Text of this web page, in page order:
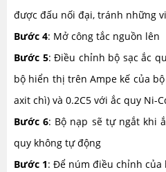
được đấu nối đại, tránh những
Bước 4: Mở công tắc nguồn lên
Bước 5: Điều chỉnh bộ sạc ắc
bộ hiển thị trên Ampe kế của
axit chì) và 0.2C5 với ắc quy Ni-
Bước 6: Bộ nạp sẽ tự ngắt khi
quy không tự động
Bước 1: Để núm điều chỉnh của